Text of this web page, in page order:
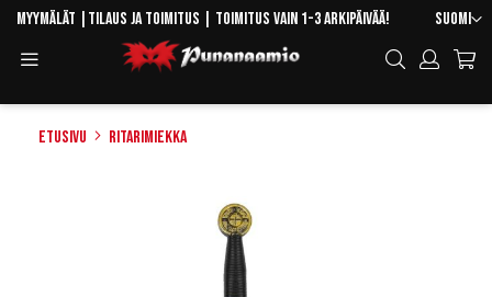
Skip
Content
Kieli
Suomi
Myymälät Tilaus ja toimitus | Toimitus vain 1-3 arkipäivää!
Hae
Etusivu Ritarimiekka